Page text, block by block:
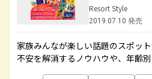
Resort Style
2019.07.10 発売
家族みんなが楽しい話題のスポッ
不安を解消するノウハウや、年齢